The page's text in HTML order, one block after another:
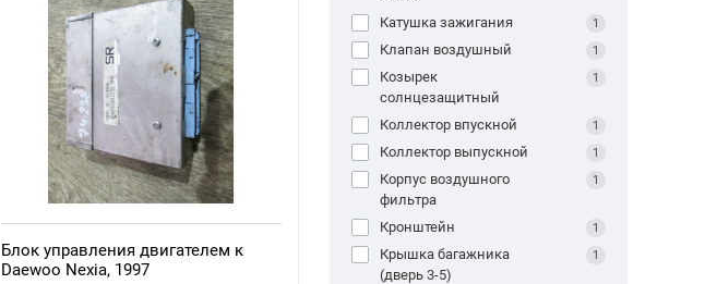
Блок управления двигателем к
Daewoo Nexia, 1997
Катушка зажигания 1
Клапан воздушный 1
Козырек
солнцезащитный
1
Коллектор впускной 1
Коллектор выпускной 1
Корпус воздушного
фильтра
1
Кронштейн 1
Крышка багажника
(дверь 3-5)
1